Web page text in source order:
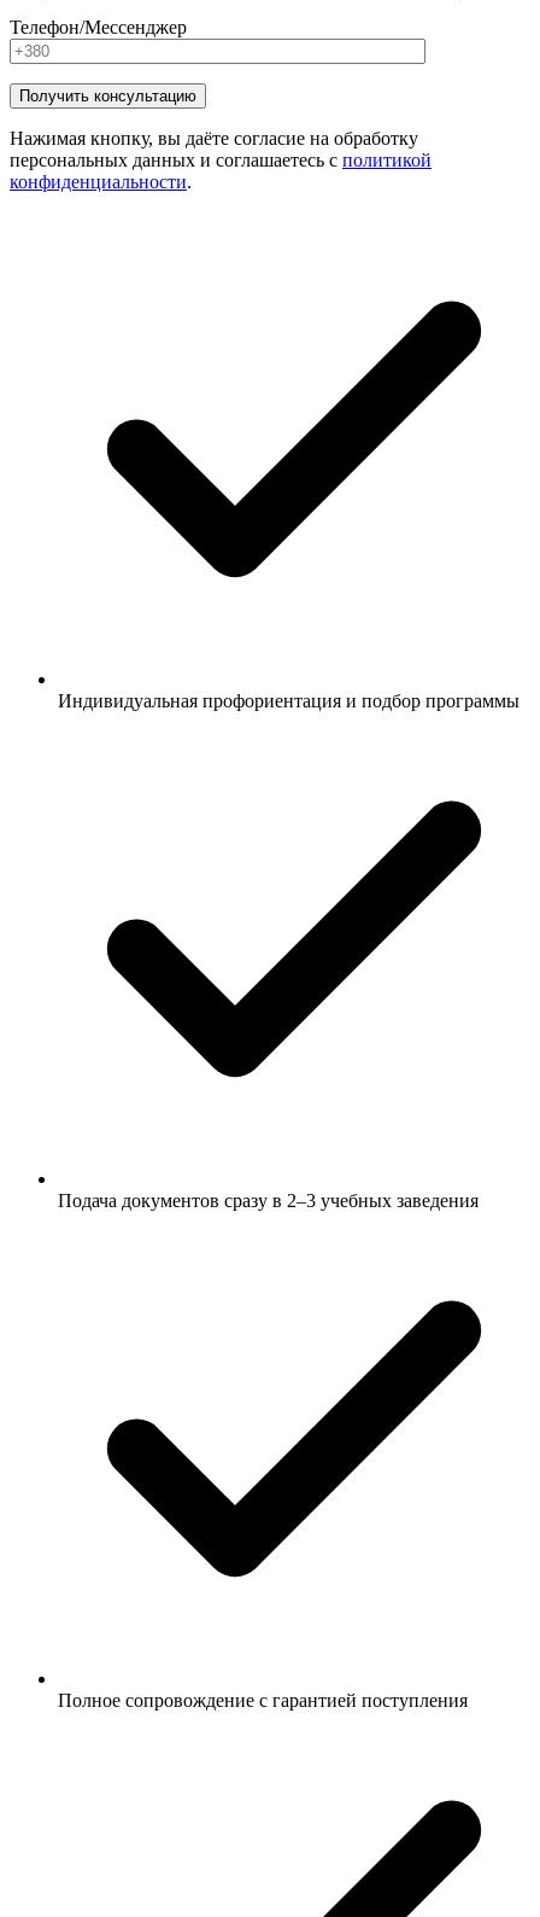
Телефон/Мессенджер
Нажимая кнопку, вы даёте согласие на обработку
персональных данных и соглашаетесь с политикой
конфиденциальности.
Индивидуальная профориентация и подбор программы
Подача документов сразу в 2–3 учебных заведения
Полное сопровождение с гарантией поступления